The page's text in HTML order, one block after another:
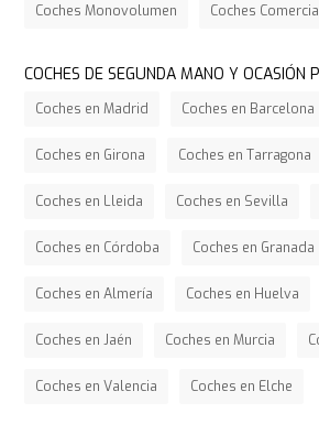
Coches Monovolumen Coches
COCHES DE SEGUNDA MANO Y OCASIÓN
Coches en Madrid Coches en Barcelona
Coches en Girona Coches en Tarragona
Coches en Lleida Coches en Sevilla
Coches en Córdoba Coches en Granada
Coches en Almería Coches en Huelva
Coches en Jaén Coches en Murcia
Coches en Valencia Coches en Elche